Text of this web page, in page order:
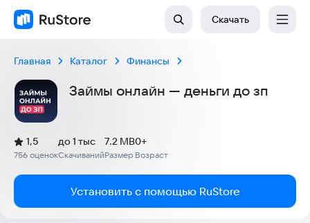
Скачать
Главная Каталог Финансы
Займы онлайн — деньги до зп
Рейтинг:
1,5
(
756 оценок
)
Скачиваний
до 1 тыс
Размер
7.2 MB
Возраст
0+
Установить с помощью RuStore